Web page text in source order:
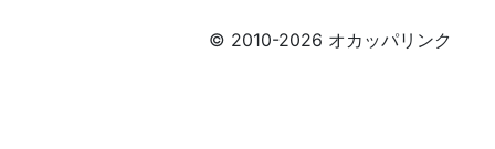
© 2010-2026 オカッパリンク